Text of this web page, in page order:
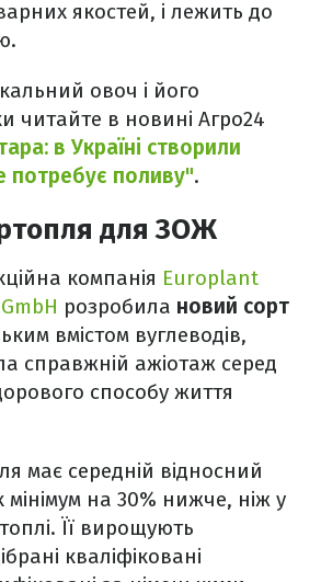
якостей, і лежить до
овоч і його
читайте в новині Агро24
в Україні створили
потребує поливу".
для ЗОЖ
компанія Europlant
розробила новий сорт
вмістом вуглеводів,
справжній ажіотаж серед
способу життя
має середній відносний
мінімум на 30% нижче, ніж у
Її вирощують
кваліфіковані